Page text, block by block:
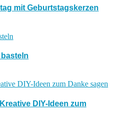
mit Geburtstagskerzen
DIY-Ideen zum